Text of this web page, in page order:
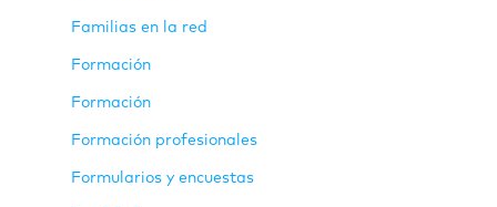
Familias en la red
Formación
Formación
Formación profesionales
Formularios y encuestas